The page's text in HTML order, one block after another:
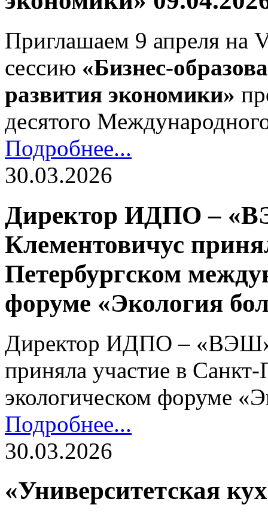
Приглашаем 9 апреля на
сессию «Бизнес-
развития экономики»
десятого
Подробнее...
30.03.2026
Директор ИДПО –
Клементовичус
Петербургском
форуме «Экология
Директор ИДПО –
приняла участие в
экологическом форуме
Подробнее...
30.03.2026
«Университетская